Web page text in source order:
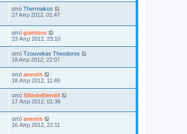
από Thermaikos
27 Απρ 2012, 01:47
από giantsos
23 Απρ 2012, 23:10
από Tzouvekas Theodoros
18 Απρ 2012, 22:07
από anestis
18 Απρ 2012, 11:49
από SilindeElendil
17 Απρ 2012, 01:36
από anestis
16 Απρ 2012, 22:11